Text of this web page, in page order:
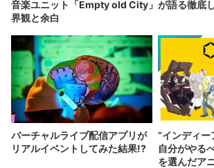
音楽ユニット「Empty old City」が語る徹底
界観と余白
バーチャルライブ配信アプリが
リアルイベントしてみた結果!?
“インディー
自分がやる
を選んだア